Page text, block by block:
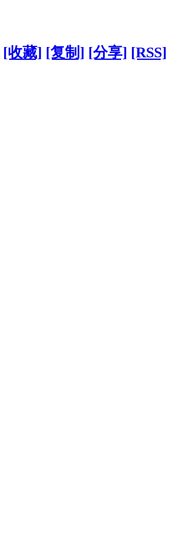
[收藏] [复制] [分享] [RSS]